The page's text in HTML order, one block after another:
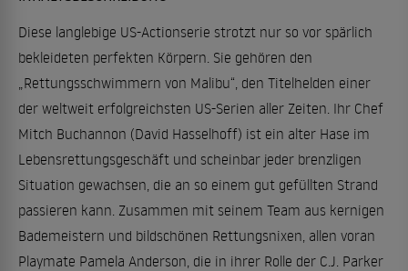
Diese langlebige US-Actionserie strotzt nur so vor spärlich
bekleideten perfekten Körpern. Sie gehören den
„Rettungsschwimmern von Malibu“, den Titelhelden einer
der weltweit erfolgreichsten US-Serien aller Zeiten. Ihr Chef
Mitch Buchannon (David Hasselhoff) ist ein alter Hase im
Lebensrettungsgeschäft und scheinbar jeder brenzligen
Situation gewachsen, die an so einem gut gefüllten Strand
passieren kann. Zusammen mit seinem Team aus kernigen
Bademeistern und bildschönen Rettungsnixen, allen voran
Playmate Pamela Anderson, die in ihrer Rolle der C.J. Parker